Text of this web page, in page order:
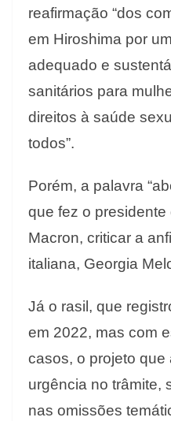
reafirmação “dos
em Hiroshima por
adequado e
sanitários para
direitos à saúde
todos”.
Porém, a palavra
que fez o presidente
Macron, criticar a
italiana, Georgia
Já o rasil, que
em 2022, mas com
casos, o projeto que
urgência no trâmite,
nas omissões